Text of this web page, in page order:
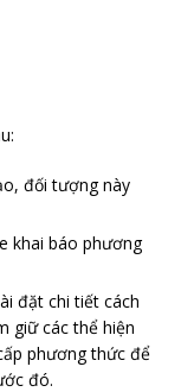
đối tượng này
khai báo phương
đặt chi tiết cách
giữ các thể hiện
phương thức để
đó.